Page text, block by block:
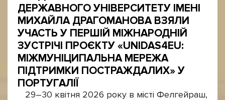
ДЕРЖАВНОГО УНІВЕРСИТЕТУ ІМЕНІ
МИХАЙЛА ДРАГОМАНОВА ВЗЯЛИ
УЧАСТЬ У ПЕРШІЙ МІЖНАРОДНІЙ
ЗУСТРІЧІ ПРОЄКТУ «UNIDAS4EU:
МІЖМУНІЦИПАЛЬНА МЕРЕЖА
ПІДТРИМКИ ПОСТРАЖДАЛИХ» У
ПОРТУГАЛІЇ
29–30 квітня 2026 року в місті Фелгейраш,